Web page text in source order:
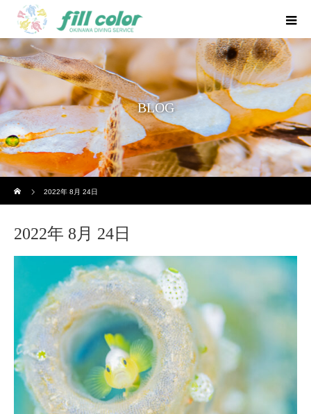
BLOG
2022年 8月 24日
2022年 8月 24日